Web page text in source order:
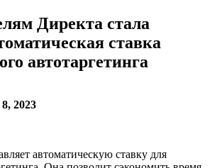
Директа стала
ставка
автотаргетинга
2023
автоматическую ставку для